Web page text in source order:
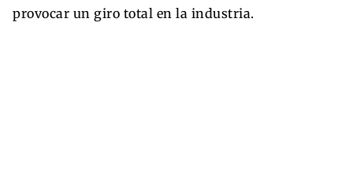
provocar un giro total en la industria.